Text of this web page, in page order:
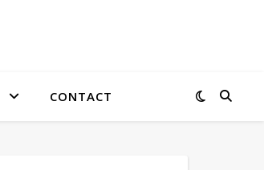
CONTACT